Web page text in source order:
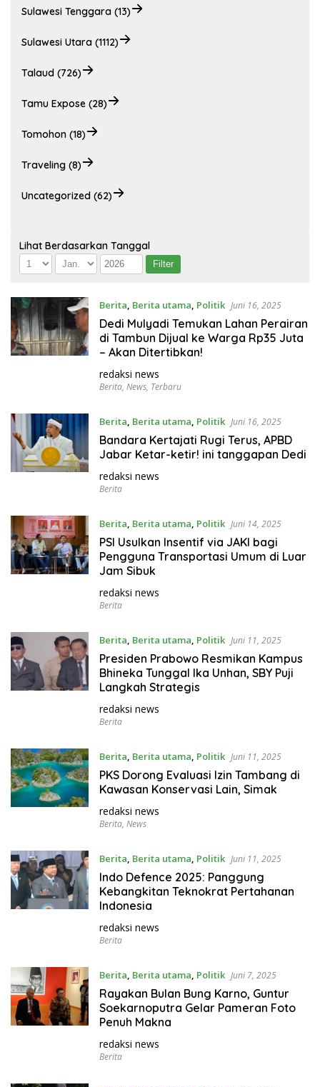
Sulawesi Tenggara (13)
Sulawesi Utara (1112)
Talaud (726)
Tamu Expose (28)
Tomohon (18)
Traveling (8)
Uncategorized (62)
Lihat Berdasarkan Tanggal
Berita, Berita utama, Politik Juni 16, 2025
Dedi Mulyadi Temukan Lahan Perairan
di Tambun Dijual ke Warga Rp35 Juta
– Akan Ditertibkan!
redaksi news
Berita, News, Terbaru
Berita, Berita utama, Politik Juni 16, 2025
Bandara Kertajati Rugi Terus, APBD
Jabar Ketar-ketir! ini tanggapan Dedi
redaksi news
Berita
Berita, Berita utama, Politik Juni 14, 2025
PSI Usulkan Insentif via JAKI bagi
Pengguna Transportasi Umum di Luar
Jam Sibuk
redaksi news
Berita
Berita, Berita utama, Politik Juni 11, 2025
Presiden Prabowo Resmikan Kampus
Bhineka Tunggal Ika Unhan, SBY Puji
Langkah Strategis
redaksi news
Berita
Berita, Berita utama, Politik Juni 11, 2025
PKS Dorong Evaluasi Izin Tambang di
Kawasan Konservasi Lain, Simak
redaksi news
Berita, News
Berita, Berita utama, Politik Juni 11, 2025
Indo Defence 2025: Panggung
Kebangkitan Teknokrat Pertahanan
Indonesia
redaksi news
Berita
Berita, Berita utama, Politik Juni 7, 2025
Rayakan Bulan Bung Karno, Guntur
Soekarnoputra Gelar Pameran Foto
Penuh Makna
redaksi news
Berita